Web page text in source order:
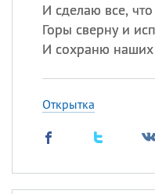
И сделаю все,
Горы сверну и
И сохраню наших
Открытка